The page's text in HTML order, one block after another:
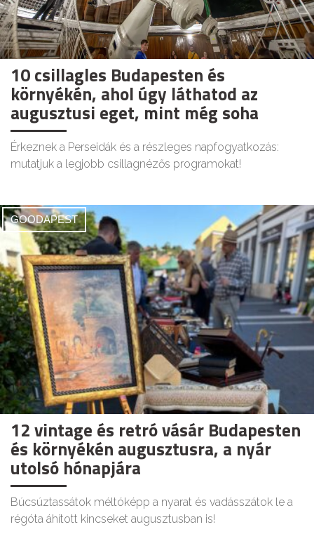
10 csillagles Budapesten és
környékén, ahol úgy láthatod az
augusztusi eget, mint még soha
Érkeznek a Perseidák és a részleges napfogyatkozás:
mutatjuk a legjobb csillagnézős programokat!
GOODAPEST
12 vintage és retró vásár Budapesten
és környékén augusztusra, a nyár
utolsó hónapjára
Búcsúztassátok méltóképp a nyarat és vadásszátok le a
régóta áhított kincseket augusztusban is!